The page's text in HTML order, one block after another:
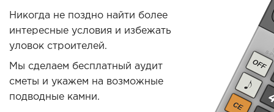
Никогда не поздно найти более
интересные условия и избежать
уловок строителей.
Мы сделаем бесплатный аудит
сметы и укажем на возможные
подводные камни.